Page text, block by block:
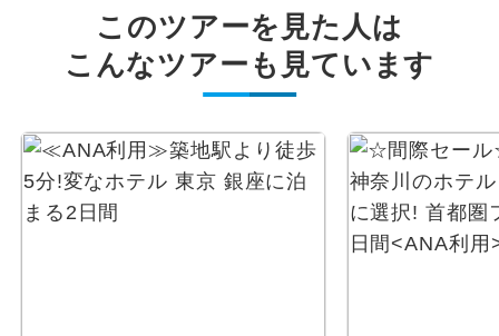
このツアーを見た人は
こんなツアーも見ています